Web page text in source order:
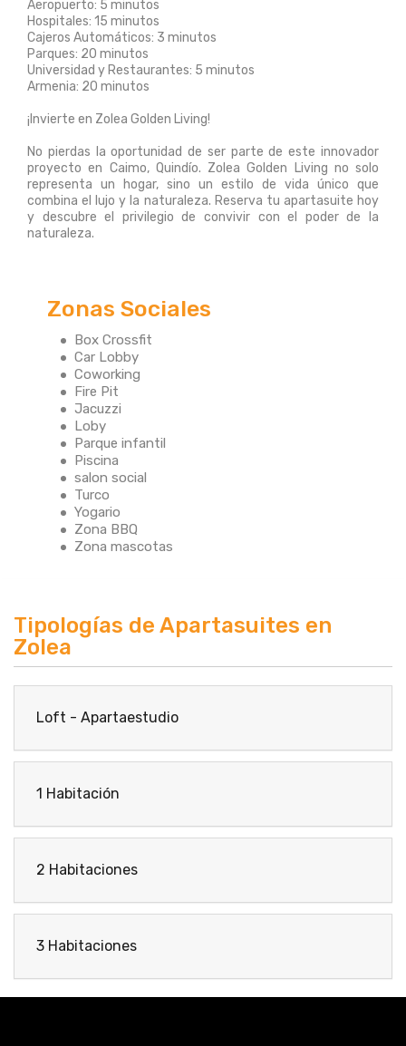
Aeropuerto: 5 minutos
Hospitales: 15 minutos
Cajeros Automáticos: 3 minutos
Parques: 20 minutos
Universidad y Restaurantes: 5 minutos
Armenia: 20 minutos
¡Invierte en Zolea Golden Living!
No pierdas la oportunidad de ser parte de este innovador
proyecto en Caimo, Quindío. Zolea Golden Living no solo
representa un hogar, sino un estilo de vida único que
combina el lujo y la naturaleza. Reserva tu apartasuite hoy
y descubre el privilegio de convivir con el poder de la
naturaleza.
Zonas Sociales
Box Crossfit
Car Lobby
Coworking
Fire Pit
Jacuzzi
Loby
Parque infantil
Piscina
salon social
Turco
Yogario
Zona BBQ
Zona mascotas
Tipologías de Apartasuites en
Zolea
Loft - Apartaestudio
1 Habitación
2 Habitaciones
3 Habitaciones